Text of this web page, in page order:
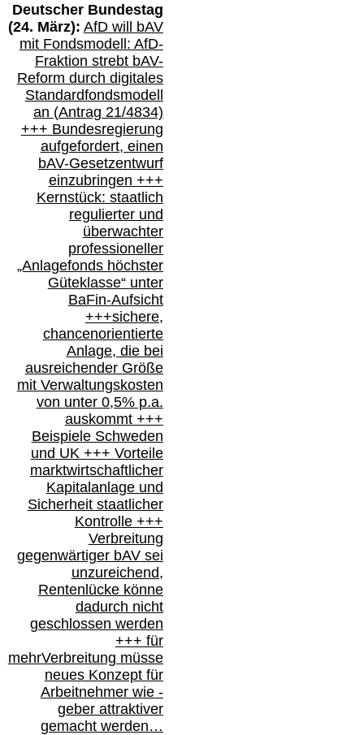
Deutscher Bundestag
(24. März): AfD will bAV
mit Fondsmodell: AfD-
Fraktion strebt bAV-
Reform durch digitales
Standardfondsmodell
an (Antrag 21/4834)
+++ Bundesregierung
aufgefordert, einen
bAV-Gesetzentwurf
einzubringen +++
Kernstück: staatlich
regulierter und
überwachter
professioneller
„Anlagefonds höchster
Güteklasse“ unter
BaFin-Aufsicht
+++sichere,
chancenorientierte
Anlage, die bei
ausreichender Größe
mit Verwaltungskosten
von unter 0,5% p.a.
auskommt +++
Beispiele Schweden
und UK +++ Vorteile
marktwirtschaftlicher
Kapitalanlage und
Sicherheit staatlicher
Kontrolle +++
Verbreitung
gegenwärtiger bAVsei
unzureichend,
Rentenlücke könne
dadurch nicht
geschlossen werden
+++ für
mehrVerbreitung müsse
neues Konzept für
Arbeitnehmer wie-
geber attraktiver
gemacht werden…